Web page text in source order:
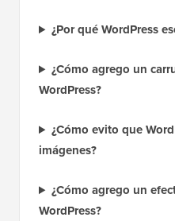
¿Por qué WordPress
¿Cómo agrego un
WordPress?
¿Cómo evito que
imágenes?
¿Cómo agrego un
WordPress?